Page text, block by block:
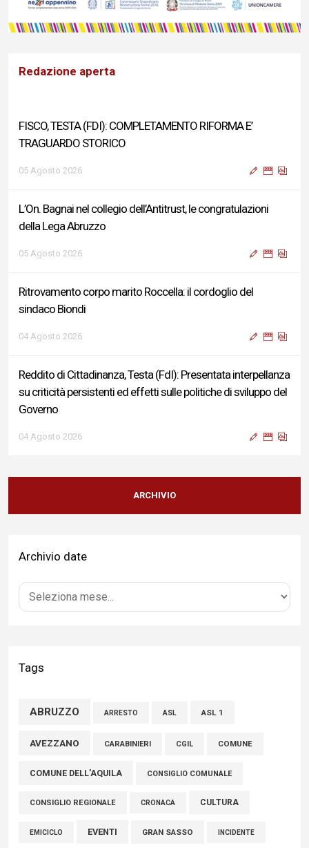
Redazione aperta
FISCO, TESTA (FDI): COMPLETAMENTO RIFORMA E’
TRAGUARDO STORICO
05 Agosto 2026
L’On. Bagnai nel collegio dell’Antitrust, le congratulazioni
della Lega Abruzzo
05 Agosto 2026
Ritrovamento corpo marito Roccella: il cordoglio del
sindaco Biondi
04 Agosto 2026
Reddito di Cittadinanza, Testa (FdI): Presentata interpellanza
su criticità persistenti ed effetti sulle politiche di sviluppo del
Governo
04 Agosto 2026
Sigismondi, Liris e Testa: “Profondo cordoglio e vicinanza al
Ministro Roccella e alla sua famiglia”
Terminal bus "Lorenzo Natali": modifiche temporanee alla
04 Agosto 2026
della comunità»
Marcinelle, Verrecchia (FdI): "Un minuto di raccoglimento in
connazionali tra cui molti abruzzesi"
06 Agosto 2026
ARCHIVIO
Archivio date
Tags
ABRUZZO ARRESTO ASL ASL 1
AVEZZANO CARABINIERI CGIL COMUNE
COMUNE DELL'AQUILA CONSIGLIO COMUNALE
CONSIGLIO REGIONALE CRONACA CULTURA
EMICICLO EVENTI GRAN SASSO INCIDENTE